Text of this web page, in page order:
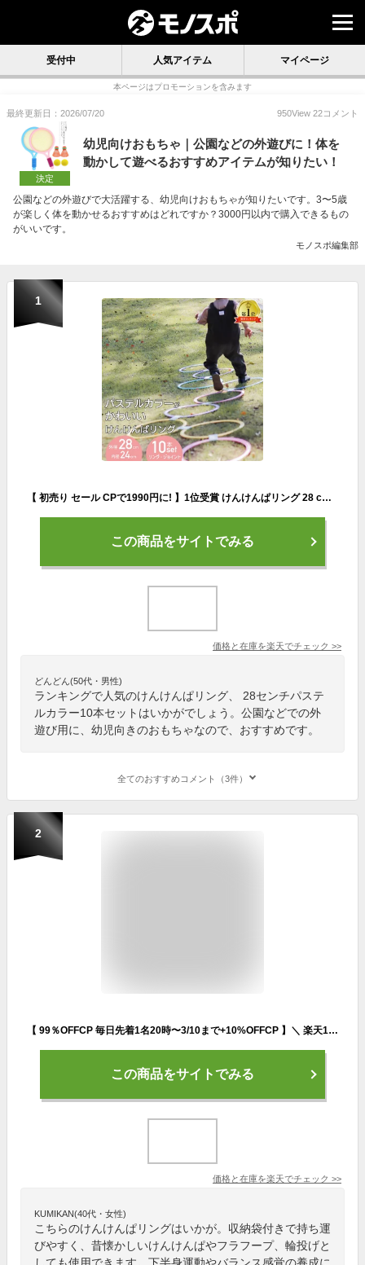
受付中 人気アイテム マイページ
本ページはプロモーションを含みます
最終更新日：2026/07/20 950View 22コメント
決定
幼児向けおもちゃ｜公園などの外遊びに！体を
動かして遊べるおすすめアイテムが知りたい！
公園などの外遊びで大活躍する、幼児向けおもちゃが知りたいです。3〜5歳
が楽しく体を動かせるおすすめはどれですか？3000円以内で購入できるもの
がいいです。
モノスポ編集部
1
【 初売り セール CPで1990円に! 】1位受賞 けんけんぱリング 28 cm パステルカラー 10本セット ケンケンパ リング 輪っか 幼児 知育 室内 室内遊び 外遊び キッズ おもちゃ スポーツ 知育玩具 フラフープ 幼稚園 保育園 リトミック 子供 運動 体育 輪投げ 誕生日プレゼント
この商品をサイトでみる
価格と在庫を楽天でチェック >>
どんどん(50代・男性)
ランキングで人気のけんけんぱリング、 28センチパステ
ルカラー10本セットはいかがでしょう。公園などでの外
遊び用に、幼児向きのおもちゃなので、おすすめです。
全てのおすすめコメント（3件）
2
【 99％OFFCP 毎日先着1名20時〜3/10まで+10%OFFCP 】＼ 楽天1位 ／ けんけんぱリング 36cm パステルカラー 10本セット 室内遊び 外遊び ケンケンパ こども 幼児 キッズ 運動遊び 室内 体幹 グッズ 遊び トレーニング おもちゃ スポーツ 知育玩具 幼稚園 保育園 年長
この商品をサイトでみる
価格と在庫を楽天でチェック >>
KUMIKAN(40代・女性)
こちらのけんけんぱリングはいかが。収納袋付きで持ち運
びやすく、昔懐かしいけんけんぱやフラフープ、輪投げと